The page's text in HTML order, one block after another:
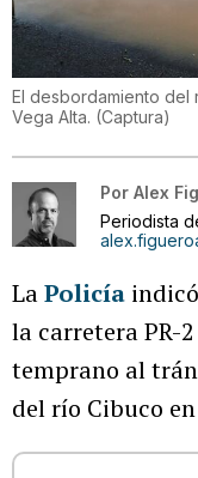
El desbordamiento del
Vega Alta. (Captura)
Por Alex
Periodista
LaPolicía
la carretera PR-
temprano al
del río Cibuco en